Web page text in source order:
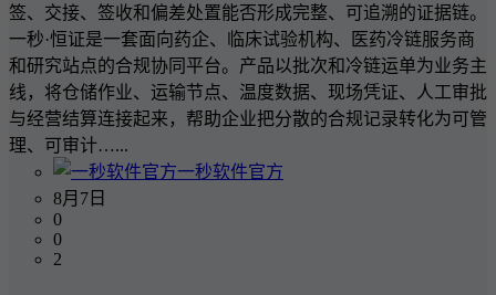
签、交接、签收和偏差处置能否形成完整、可追溯的证据链。
一秒·恒证是一套面向药企、临床试验机构、医药冷链服务商
和研究站点的合规协同平台。产品以批次和冷链运单为业务主
线，将仓储作业、运输节点、温度数据、现场凭证、人工审批
与经营结算连接起来，帮助企业把分散的合规记录转化为可管
理、可审计…...
一秒软件官方
8月7日
0
0
2